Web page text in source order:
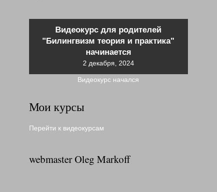
Видеокурс для родителей
"Билингвизм теория и практика"
начинается
2 декабря, 2024
Видеокурс начался
Мои курсы
Перейти к видеокурсам
webmaster Oleg Markoff